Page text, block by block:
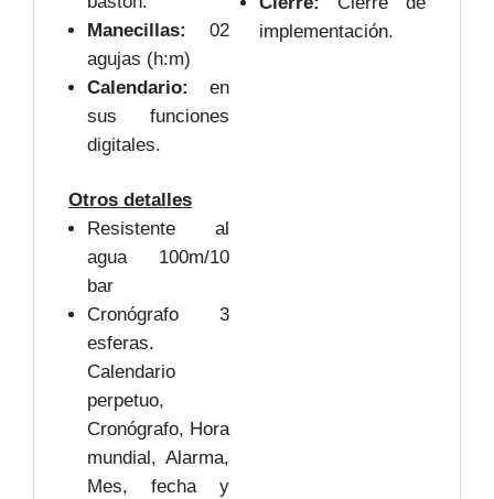
Manecillas:
02
agujas (h:m)
Calendario:
en
sus funciones
digitales.
implementación.
Otros detalles
Resistente al
agua 100m/10
bar
Cronógrafo 3
esferas.
Calendario
perpetuo,
Cronógrafo, Hora
mundial, Alarma,
Mes, fecha y